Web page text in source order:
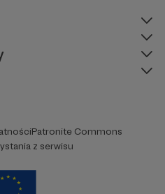
Patronite Commons
z serwisu